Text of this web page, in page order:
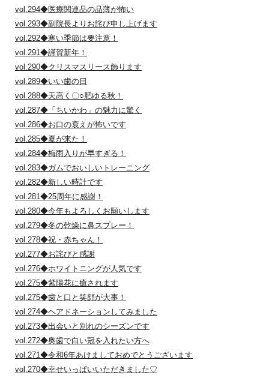
vol.294◆医療関連品の品薄が怖い
vol.293◆副院長よりお詫び申し上げます
vol.292◆寒い季節は要注意！
vol.291◆謹賀新年！
vol.290◆クリスマスリース飾ります
vol.289◆いい歯の日
vol.288◆天高く〇○肥ゆる秋！
vol.287◆「ちいかわ」の魅力に驚く
vol.286◆お口の衰えが怖いです
vol.285◆夏が来た！
vol.284◆梅雨入りが早すぎる！
vol.283◆ガムでおいしいトレーニング
vol.282◆新しい時計です
vol.281◆25周年に感謝！
vol.280◆今年もよろしくお願いします
vol.279◆冬の乾燥に鼻スプレー！
vol.278◆祝・赤ちゃん！
vol.277◆お詫びと感謝
vol.276◆ホワイトニングが人気です
vol.275◆紫陽花に癒されます
vol.275◆歯と口と笑顔が大事！
vol.274◆ヘアドネーションしてみました
vol.273◆出会いと別れのシーズンです
vol.272◆奥歯で白い冠を入れたい方へ
vol.271◆令和6年あけましておめでとうございます
vol.270◆幸せいっぱいいただきました♡